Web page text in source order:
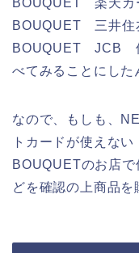
BOUQUET 三井住
BOUQUET JCB
べてみることにした
なので、もしも、
トカードが使えな
BOUQUETのお店
どを確認の上商品を